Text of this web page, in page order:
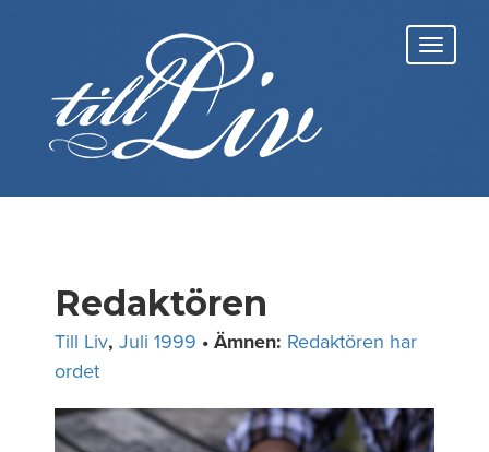
Redaktören
Till Liv, Juli 1999 • Ämnen: Redaktören har
ordet